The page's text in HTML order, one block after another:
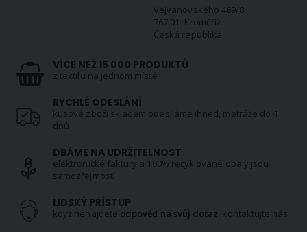
Vejvanovského 469/8
767 01 Kroměříž
Česká republika
VÍCE NEŽ 15 000 PRODUKTŮ
z textilu na jednom místě
RYCHLÉ ODESLÁNÍ
kusové zboží skladem odesíláme ihned, metráže do 4
dnů
DBÁME NA UDRŽITELNOST
elektronické faktury a 100% recyklované obaly jsou
samozřejmostí
LIDSKÝ PŘÍSTUP
když nenajdete odpověď na svůj dotaz, kontaktujte nás